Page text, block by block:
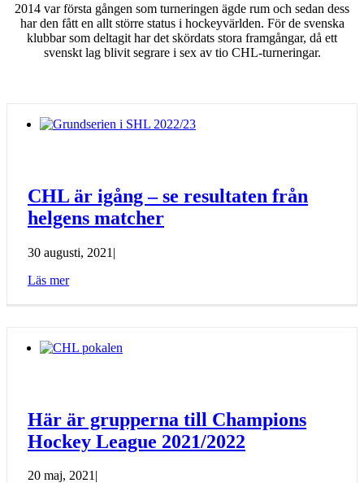
2014 var första gången som turneringen ägde rum och sedan dess
har den fått en allt större status i hockeyvärlden. För de svenska
klubbar som deltagit har det skördats stora framgångar, då ett
svenskt lag blivit segrare i sex av tio CHL-turneringar.
CHL är igång – se resultaten från
helgens matcher
30 augusti, 2021 |
Läs mer
Här är grupperna till Champions
Hockey League 2021/2022
20 maj, 2021|